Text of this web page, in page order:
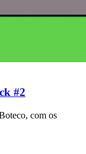
#2
com os